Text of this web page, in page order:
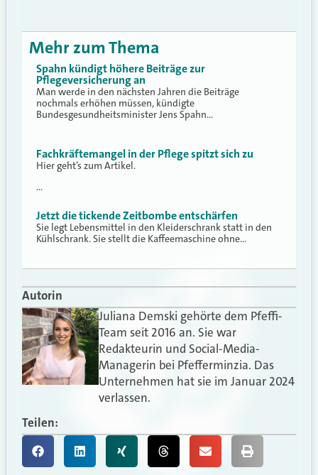
Mehr zum Thema
Spahn kündigt höhere Beiträge zur
Pflegeversicherung an
Man werde in den nächsten Jahren die Beiträge
nochmals erhöhen müssen, kündigte
Bundesgesundheitsminister Jens Spahn…
Fachkräftemangel in der Pflege spitzt sich zu
Hier geht’s zum Artikel.
…
Jetzt die tickende Zeitbombe entschärfen
Sie legt Lebensmittel in den Kleiderschrank statt in den
Kühlschrank. Sie stellt die Kaffeemaschine ohne…
Autorin
Juliana Demski gehörte dem Pfeffi-
Team seit 2016 an. Sie war
Redakteurin und Social-Media-
Managerin bei Pfefferminzia. Das
Unternehmen hat sie im Januar 2024
verlassen.
Teilen: